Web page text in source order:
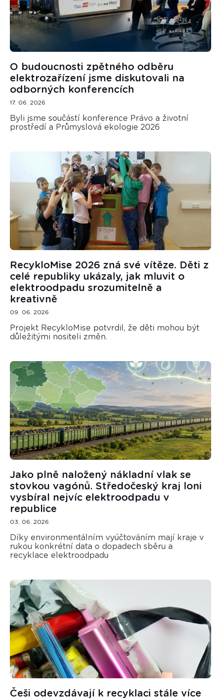
O budoucnosti zpětného odběru
elektrozařízení jsme diskutovali na
odborných konferencích
17. 06. 2026
Byli jsme součástí konference Právo a životní
prostředí a Průmyslová ekologie 2026
RecykloMise 2026 zná své vítěze. Děti z
celé republiky ukázaly, jak mluvit o
elektroodpadu srozumitelně a
kreativně
09. 06. 2026
Projekt RecykloMise potvrdil, že děti mohou být
důležitými nositeli změn.
Jako plně naložený nákladní vlak se
stovkou vagónů. Středočeský kraj loni
vysbíral nejvíc elektroodpadu v
republice
03. 06. 2026
Díky environmentálním vyúčtováním mají kraje v
rukou konkrétní data o dopadech sběru a
recyklace elektroodpadu
Češi odevzdávají k recyklaci stále více